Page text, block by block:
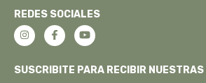
REDES SOCIALES
SUSCRIBITE PARA RECIBIR